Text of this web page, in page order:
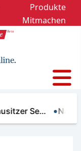
Produkte
Mitmachen
Nächtliche